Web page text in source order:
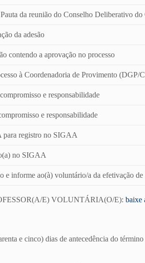
da reunião do Conselho Deliberativo
da adesão
contendo a aprovação no processo
à Coordenadoria de Provimento (DGP/
e responsabilidade
e responsabilidade
para registro no SIGAA
no SIGAA
e informe ao(à) voluntário/a da efetivação de
E) VOLUNTÁRIA(O/E):baixe
e cinco) dias de antecedência do